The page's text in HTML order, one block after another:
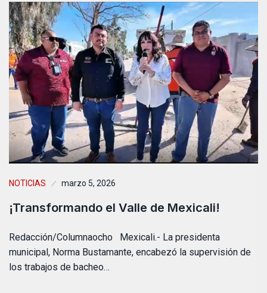
NOTICIAS marzo 5, 2026
¡Transformando el Valle de Mexicali!
Redacción/Columnaocho Mexicali.- La presidenta
municipal, Norma Bustamante, encabezó la supervisión de
los trabajos de bacheo…